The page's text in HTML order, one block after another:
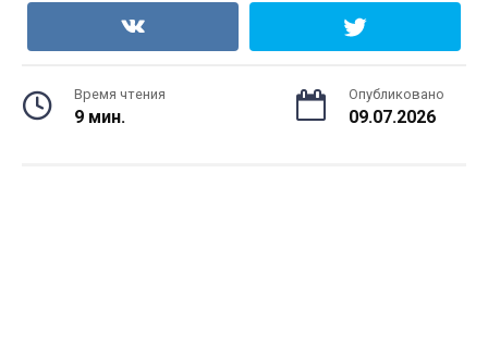
Время чтения
9 мин.
Опубликовано
09.07.2026